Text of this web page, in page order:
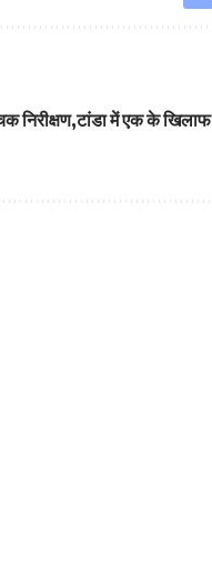
निरीक्षण,टांडा में एक के खिलाफ